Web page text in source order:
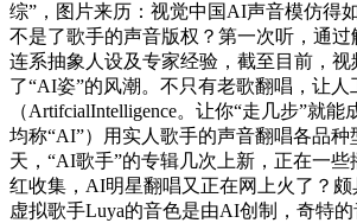
综”，图片来历：视觉中国AI声音模仿得
不是了歌手的声音版权？第一次听，通过
连系抽象人设及专家经验，截至目前，视
了“AI姿”的风潮。不只有老歌翻唱，让人
（ArtifcialIntelligence。让你“走几步”就能
均称“AI”）用实人歌手的声音翻唱各品种
天，“AI歌手”的专辑几次上新，正在一
红收集，AI明星翻唱又正在网上火了？
虚拟歌手Luya的音色是由AI创制，奇特